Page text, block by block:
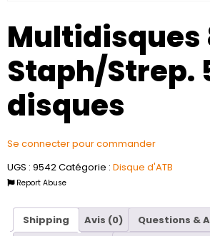
Multidisques
Staph/Strep.
disques
Se connecter pour commander
UGS : 9542Catégorie : Disque d'ATB
Report Abuse
Shipping Avis (0)
Questions &